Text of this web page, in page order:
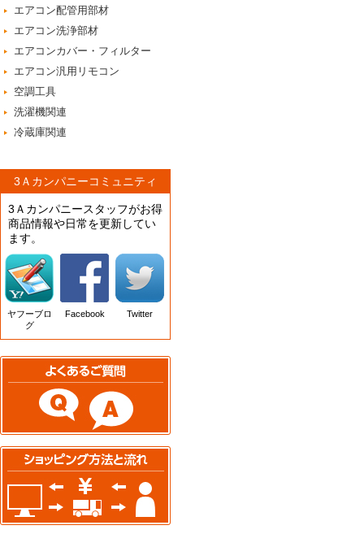
エアコン配管用部材
エアコン洗浄部材
エアコンカバー・フィルター
エアコン汎用リモコン
空調工具
洗濯機関連
冷蔵庫関連
3Ａカンパニーコミュニティ
3Ａカンパニースタッフがお得
商品情報や日常を更新してい
ます。
ヤフーブロ
グ
Facebook Twitter